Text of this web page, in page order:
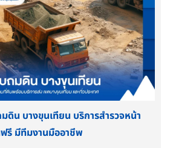
ดิน บางขุนเทียน บริการสำรวจหน้า
รี มีทีมงานมืออาชีพ